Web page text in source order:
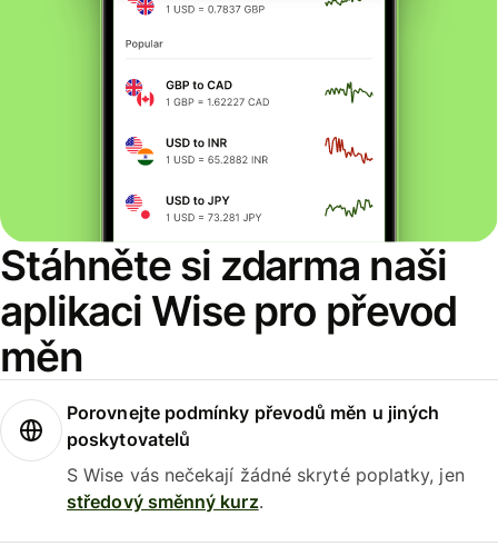
Stáhněte si zdarma naši
aplikaci Wise pro převod
měn
Porovnejte podmínky převodů měn u jiných
poskytovatelů
S Wise vás nečekají žádné skryté poplatky, jen
středový směnný kurz.